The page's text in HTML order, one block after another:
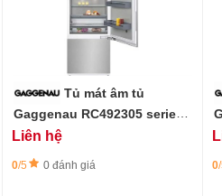
Tủ mát âm tủ
Gaggenau RC492305 series
400 - ngăn đông mềm 0°C
Liên hệ
0/5 0 đánh giá 0